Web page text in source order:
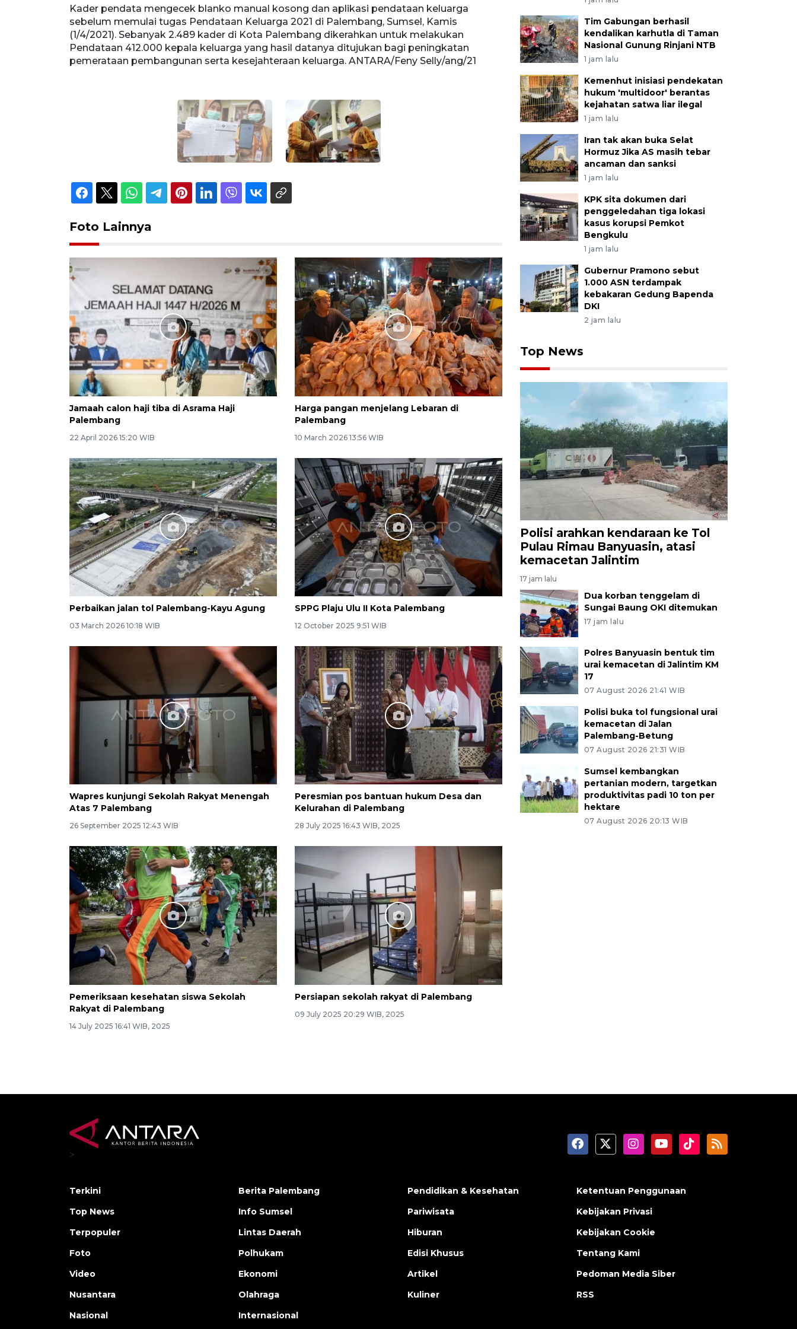
Kader pendata mengecek blanko manual kosong dan aplikasi pendataan keluarga
sebelum memulai tugas Pendataan Keluarga 2021 di Palembang, Sumsel, Kamis
(1/4/2021). Sebanyak 2.489 kader di Kota Palembang dikerahkan untuk melakukan
Pendataan 412.000 kepala keluarga yang hasil datanya ditujukan bagi peningkatan
pemerataan pembangunan serta kesejahteraan keluarga. ANTARA/Feny Selly/ang/21
sebelum memulai tugas Pendataan Keluarga 2021 di
(1/4/2021). Sebanyak 2.489 kader di Kota Palembang
Pendataan 412.000 kepala keluarga yang hasil datanya
pemerataan pembangunan serta kesejahteraan keluarga.
Foto Lainnya
Jamaah calon haji tiba di Asrama Haji
Palembang
22 April 2026 15:20 WIB
Harga pangan menjelang Lebaran di
Palembang
10 March 2026 13:56 WIB
Perbaikan jalan tol Palembang-Kayu Agung
03 March 2026 10:18 WIB
SPPG Plaju Ulu II Kota Palembang
12 October 2025 9:51 WIB
Wapres kunjungi Sekolah Rakyat Menengah
Atas 7 Palembang
26 September 2025 12:43 WIB
Peresmian pos bantuan hukum Desa dan
Kelurahan di Palembang
28 July 2025 16:43 WIB, 2025
Pemeriksaan kesehatan siswa Sekolah
Rakyat di Palembang
14 July 2025 16:41 WIB, 2025
Persiapan sekolah rakyat di Palembang
09 July 2025 20:29 WIB, 2025
Tim Gabungan berhasil
kendalikan karhutla di Taman
Nasional Gunung Rinjani NTB
1 jam lalu
Kemenhut inisiasi pendekatan
hukum 'multidoor' berantas
kejahatan satwa liar ilegal
1 jam lalu
Iran tak akan buka Selat
Hormuz Jika AS masih tebar
ancaman dan sanksi
1 jam lalu
KPK sita dokumen dari
penggeledahan tiga lokasi
kasus korupsi Pemkot
Bengkulu
1 jam lalu
Gubernur Pramono sebut
1.000 ASN terdampak
kebakaran Gedung Bapenda
DKI
2 jam lalu
Top News
Polisi arahkan kendaraan ke Tol
Pulau Rimau Banyuasin, atasi
kemacetan Jalintim
17 jam lalu
Dua korban tenggelam di
Sungai Baung OKI ditemukan
17 jam lalu
Polres Banyuasin bentuk tim
urai kemacetan di Jalintim KM
17
07 August 2026 21:41 WIB
Polisi buka tol fungsional urai
kemacetan di Jalan
Palembang-Betung
07 August 2026 21:31 WIB
Sumsel kembangkan
pertanian modern, targetkan
produktivitas padi 10 ton per
hektare
07 August 2026 20:13 WIB
>
Terkini
Top News
Terpopuler
Foto
Video
Nusantara
Nasional
Berita Palembang
Info Sumsel
Lintas Daerah
Polhukam
Ekonomi
Olahraga
Internasional
Pendidikan & Kesehatan
Pariwisata
Hiburan
Edisi Khusus
Artikel
Kuliner
Ketentuan Penggunaan
Kebijakan Privasi
Kebijakan Cookie
Tentang Kami
Pedoman Media Siber
RSS